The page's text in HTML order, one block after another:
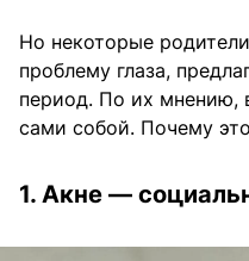
Но некоторые
проблему глаза,
период. По их мнению,
сами собой. Почему
1. Акне —